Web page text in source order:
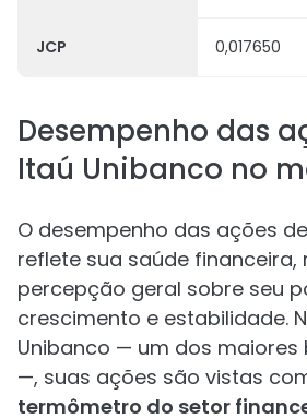
JCP 0,017650
Desempenho das
Itaú Unibanco no
O desempenho das ações
reflete sua saúde
percepção geral sobre seu
crescimento e estabilidade.
Unibanco — um dos maiores
—, suas ações são vistas
termômetro do setor